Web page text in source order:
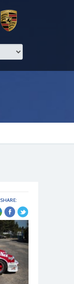
SHARE: